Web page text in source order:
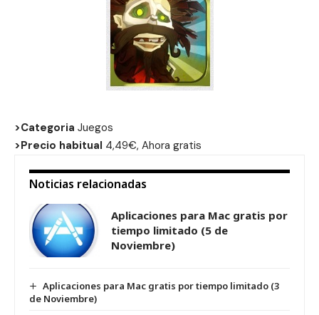
>Categoria Juegos
>Precio habitual 4,49€, Ahora gratis
Noticias relacionadas
Aplicaciones para Mac gratis por
tiempo limitado (5 de
Noviembre)
Aplicaciones para Mac gratis por tiempo limitado (3
de Noviembre)